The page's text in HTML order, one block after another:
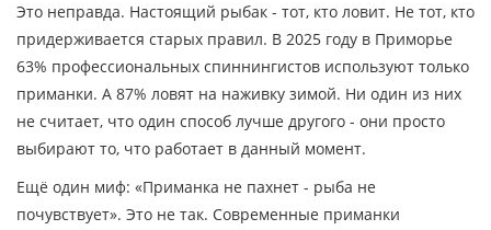
Это неправда. Настоящий рыбак - тот, кто ловит. Не тот, кто
придерживается старых правил. В 2025 году в Приморье
63% профессиональных спиннингистов используют только
приманки. А 87% ловят на наживку зимой. Ни один из них
не считает, что один способ лучше другого - они просто
выбирают то, что работает в данный момент.
Ещё один миф: «Приманка не пахнет - рыба не
почувствует». Это не так. Современные приманки